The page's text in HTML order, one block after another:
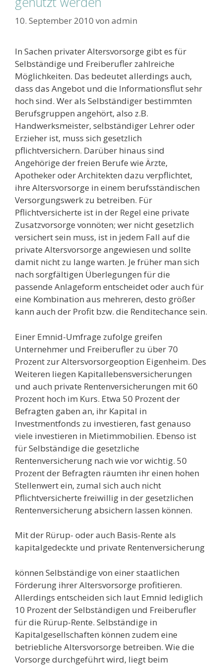
10. September 2010 von admin
In Sachen privater Altersvorsorge gibt es für
Selbständige und Freiberufler zahlreiche
Möglichkeiten. Das bedeutet allerdings auch,
dass das Angebot und die Informationsflut sehr
hoch sind. Wer als Selbständiger bestimmten
Berufsgruppen angehört, also z.B.
Handwerksmeister, selbständiger Lehrer oder
Erzieher ist, muss sich gesetzlich
pflichtversichern. Darüber hinaus sind
Angehörige der freien Berufe wie Ärzte,
Apotheker oder Architekten dazu verpflichtet,
ihre Altersvorsorge in einem berufsständischen
Versorgungswerk zu betreiben. Für
Pflichtversicherte ist in der Regel eine private
Zusatzvorsorge vonnöten; wer nicht gesetzlich
versichert sein muss, ist in jedem Fall auf die
private Altersvorsorge angewiesen und sollte
damit nicht zu lange warten. Je früher man sich
nach sorgfältigen Überlegungen für die
passende Anlageform entscheidet oder auch für
eine Kombination aus mehreren, desto größer
kann auch der Profit bzw. die Renditechance sein.
Einer Emnid-Umfrage zufolge greifen
Unternehmer und Freiberufler zu über 70
Prozent zur Altersvorsorgeoption Eigenheim. Des
Weiteren liegen Kapitallebensversicherungen
und auch private Rentenversicherungen mit 60
Prozent hoch im Kurs. Etwa 50 Prozent der
Befragten gaben an, ihr Kapital in
Investmentfonds zu investieren, fast genauso
viele investieren in Mietimmobilien. Ebenso ist
für Selbständige die gesetzliche
Rentenversicherung nach wie vor wichtig. 50
Prozent der Befragten räumten ihr einen hohen
Stellenwert ein, zumal sich auch nicht
Pflichtversicherte freiwillig in der gesetzlichen
Rentenversicherung absichern lassen können.
Mit der Rürup- oder auch Basis-Rente als
kapitalgedeckte und private Rentenversicherung
können Selbständige von einer staatlichen
Förderung ihrer Altersvorsorge profitieren.
Allerdings entscheiden sich laut Emnid lediglich
10 Prozent der Selbständigen und Freiberufler
für die Rürup-Rente. Selbständige in
Kapitalgesellschaften können zudem eine
betriebliche Altersvorsorge betreiben. Wie die
Vorsorge durchgeführt wird, liegt beim